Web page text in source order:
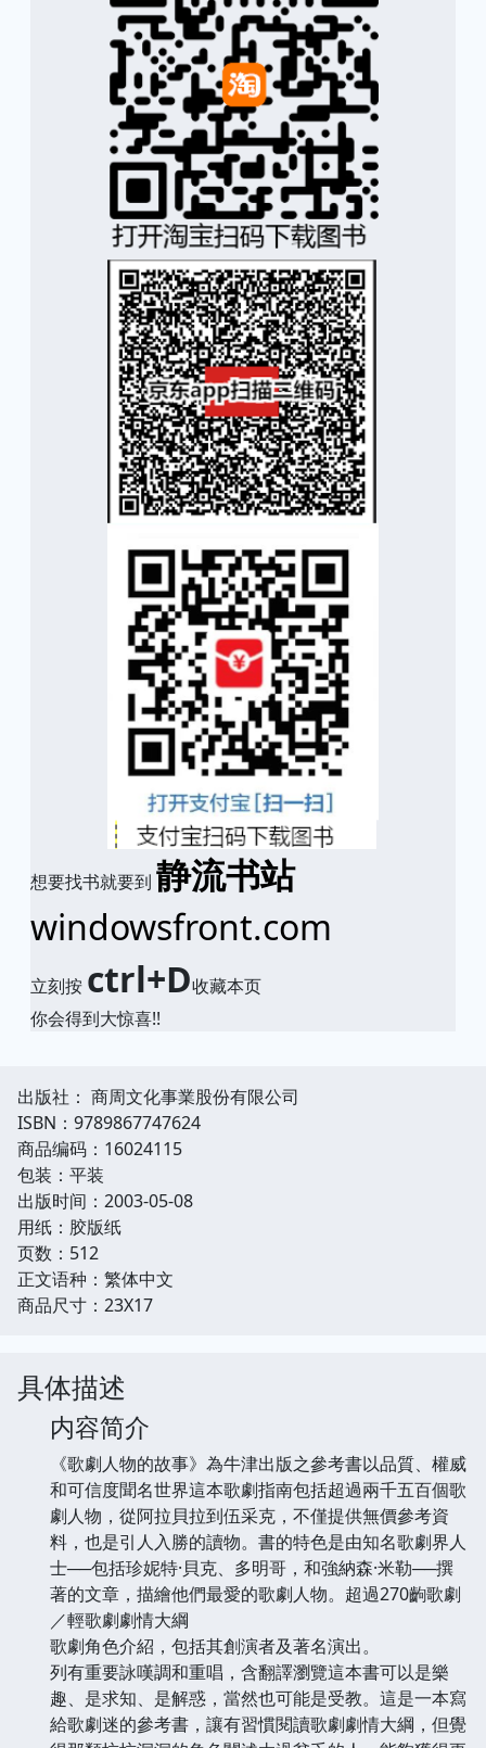
想要找书就要到 静流书站
windowsfront.com
立刻按 ctrl+D收藏本页
你会得到大惊喜!!
出版社： 商周文化事業股份有限公司
ISBN：9789867747624
商品编码：16024115
包装：平装
出版时间：2003-05-08
用纸：胶版纸
页数：512
正文语种：繁体中文
商品尺寸：23X17
具体描述
内容简介
《歌劇人物的故事》為牛津出版之參考書以品質、權威
和可信度聞名世界這本歌劇指南包括超過兩千五百個歌
劇人物，從阿拉貝拉到伍采克，不僅提供無價參考資
料，也是引人入勝的讀物。書的特色是由知名歌劇界人
士──包括珍妮特·貝克、多明哥，和強納森·米勒──撰
著的文章，描繪他們最愛的歌劇人物。超過270齣歌劇
／輕歌劇劇情大綱
歌劇角色介紹，包括其創演者及著名演出。
列有重要詠嘆調和重唱，含翻譯瀏覽這本書可以是樂
趣、是求知、是解惑，當然也可能是受教。這是一本寫
給歌劇迷的參考書，讓有習慣閱讀歌劇劇情大綱，但覺